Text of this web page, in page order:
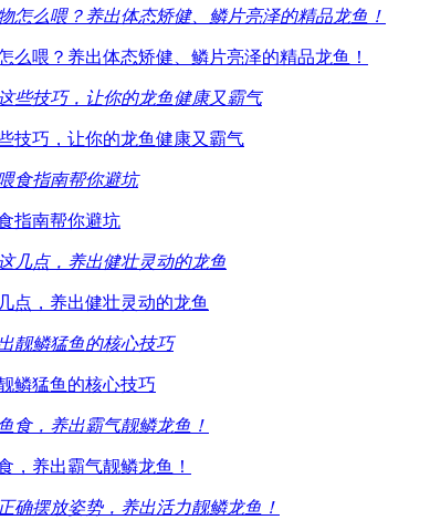
么喂？养出体态矫健、鳞片亮泽的精品龙鱼！
技巧，让你的龙鱼健康又霸气
指南帮你避坑
点，养出健壮灵动的龙鱼
鳞猛鱼的核心技巧
，养出霸气靓鳞龙鱼！